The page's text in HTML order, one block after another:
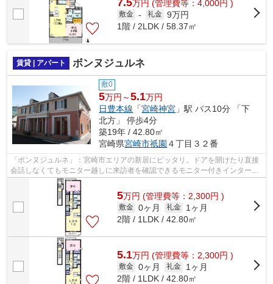
万円 (管理費等：4,000円 )
敷金 - 礼金 9万円
1階 / 2LDK / 58.37㎡
賃貸 | アパート ボンヌジュルネ
敷0
5万円～5.1万円
日豊本線 「宮崎神宮 」駅 バス10分 「下
北方」 停歩4分
築19年 / 42.80㎡
宮崎県宮崎市祇園 ４丁目３２番
「ボンヌジュルネ」：宮崎市エリアの新居にピッタリ。ドアを開けたり直接
会話しなくてもモニター越しに来訪者を確認できるモニター付きインターホ
ンで防犯対策が可能です。バルコニー...
5万円 (管理費等：2,300円 )
敷金 0ヶ月 礼金
1ヶ月
2階 / 1LDK / 42.80㎡
5.1万円 (管理費等：2,300円 )
敷金 0ヶ月 礼金
1ヶ月
2階 / 1LDK / 42.80㎡